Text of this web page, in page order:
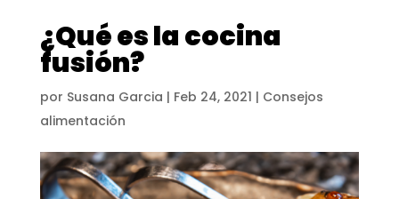
¿Qué es la cocina
fusión?
por Susana Garcia | Feb 24, 2021 | Consejos
alimentación